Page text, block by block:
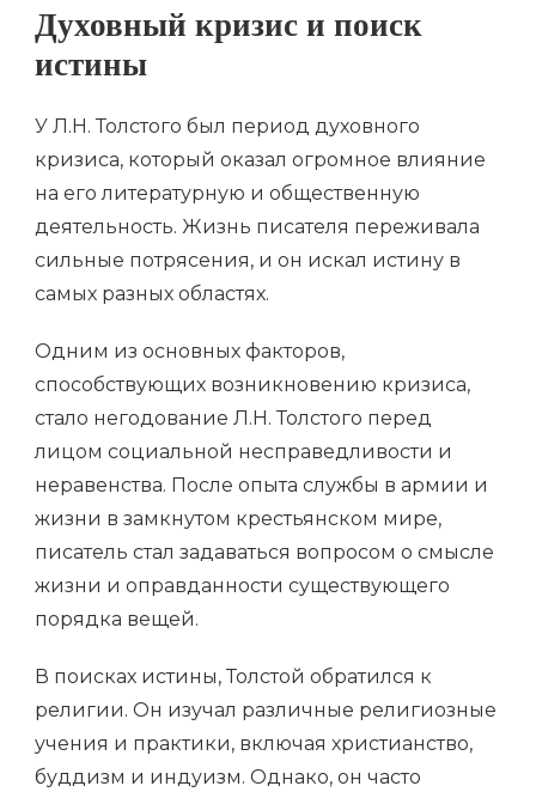
Духовный кризис и поиск
истины
У Л.Н. Толстого был период духовного
кризиса, который оказал огромное влияние
на его литературную и общественную
деятельность. Жизнь писателя переживала
сильные потрясения, и он искал истину в
самых разных областях.
Одним из основных факторов,
способствующих возникновению кризиса,
стало негодование Л.Н. Толстого перед
лицом социальной несправедливости и
неравенства. После опыта службы в армии и
жизни в замкнутом крестьянском мире,
писатель стал задаваться вопросом о смысле
жизни и оправданности существующего
порядка вещей.
В поисках истины, Толстой обратился к
религии. Он изучал различные религиозные
учения и практики, включая христианство,
буддизм и индуизм. Однако, он часто